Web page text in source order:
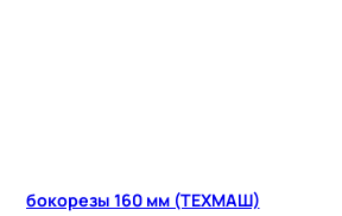
бокорезы 160 мм (ТЕХМАШ)